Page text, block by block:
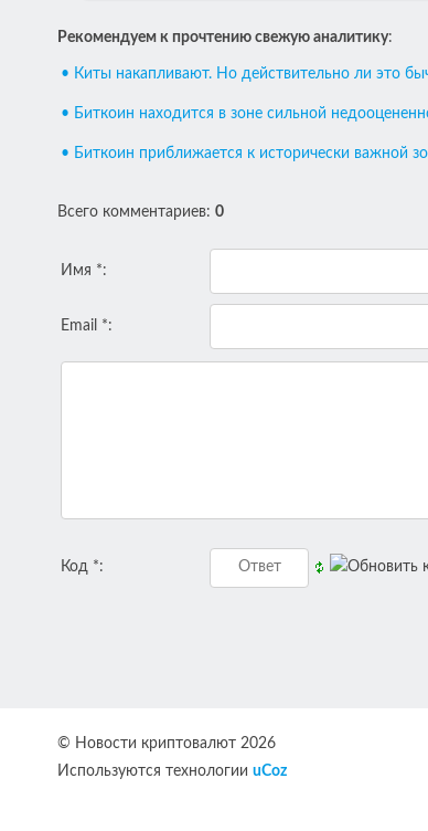
Рекомендуем к прочтению свежую аналитику:
• Киты накапливают. Но действительно ли это
• Биткоин находится в зоне сильной
• Биткоин приближается к исторически важной
Всего комментариев: 0
Имя *:
Email *:
Код *:
© Новости криптовалют 2026
Используются технологии uCoz